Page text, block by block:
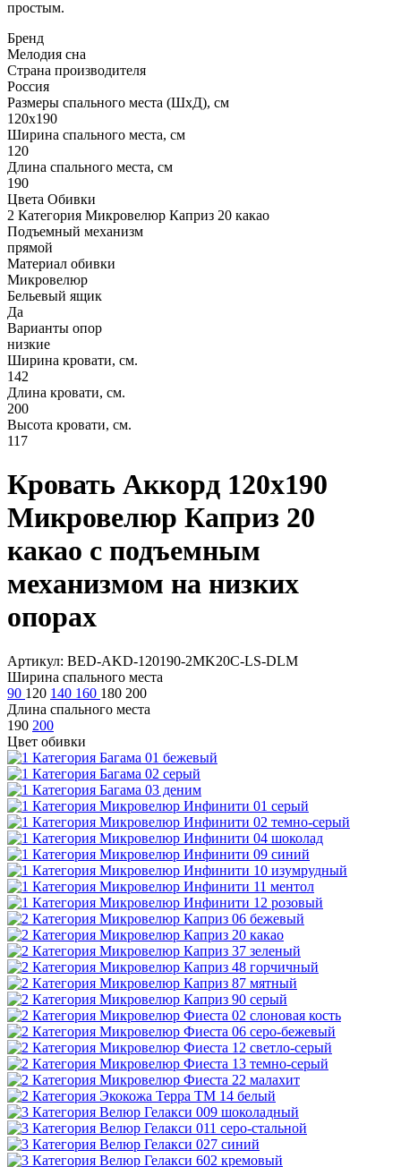
простым.
Бренд
Мелодия сна
Страна производителя
Россия
Размеры спального места (ШхД), см
120х190
Ширина спального места, см
120
Длина спального места, см
190
Цвета Обивки
2 Категория Микровелюр Каприз 20 какао
Подъемный механизм
прямой
Материал обивки
Микровелюр
Бельевый ящик
Да
Варианты опор
низкие
Ширина кровати, см.
142
Длина кровати, см.
200
Высота кровати, см.
117
Кровать Аккорд 120х190
Микровелюр Каприз 20
какао с подъемным
механизмом на низких
опорах
Артикул: BED-AKD-120190-2MK20C-LS-DLM
Ширина спального места
90 120 140 160 180 200
Длина спального места
190 200
Цвет обивки